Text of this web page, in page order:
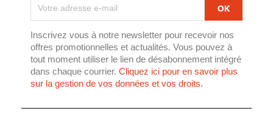
Inscrivez vous à notre newsletter pour recevoir nos
offres promotionnelles et actualités. Vous pouvez à
tout moment utiliser le lien de désabonnement intégré
dans chaque courrier. Cliquez ici pour en savoir plus
sur la gestion de vos données et vos droits.